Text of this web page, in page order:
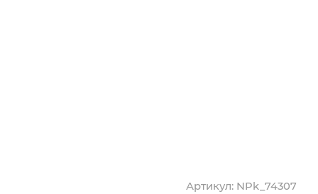
Артикул: NPk_74307